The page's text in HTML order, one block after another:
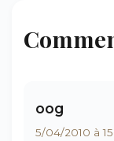
oog
5/04/2010 à